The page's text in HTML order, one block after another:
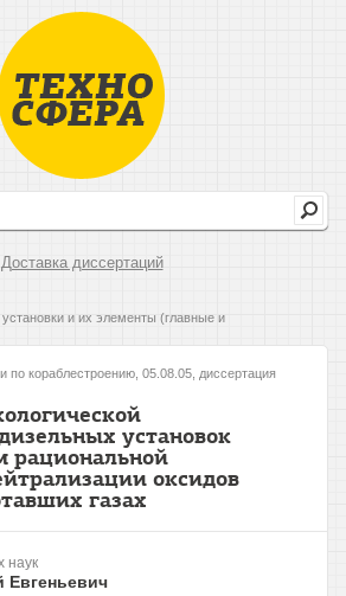
Доставка диссертаций
и их элементы (главные и
по кораблестроению, 05.08.05, диссертация
установок
рациональной
оксидов
газах
наук
Евгеньевич